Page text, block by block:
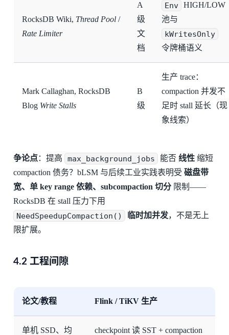
RocksDB Wiki, Thread Pool/
Rate Limiter
A
级
文
档
Env HIGH/LOW
池与
kWritesOnly
令牌桶语义
Mark Callaghan, RocksDB
Blog Write Stalls
B
级
生产 trace：
compaction 并发不
足时 stall 延长（现
象线索）
争论点：提高 max_background_jobs 能否线性 缩短
compaction 债务？bLSM 与后续工业实践表明受 磁盘带
宽、单 key range 依赖、subcompaction 切分限制——
RocksDB 在 stall 压力下用
NeedSpeedupCompaction() 临时加并发，不是无上
限扩展。
4.2 工程间隙
论文/教程 Flink / TiKV 生产
单机 SSD、均 checkpoint 读 SST + compaction